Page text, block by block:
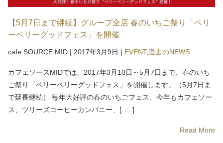
【5月7日まで継続】グループ全店 春のいちご祭り「ベリ
ーベリーグッドフェス」を開催
cafe SOURCE MID | 2017年3月9日 | EVENT,過去のNEWS
カフェソースMIDでは、2017年3月10日～5月7日まで、春のいち
ご祭り「ベリーベリーグッドフェス」を開催します。（5月7日ま
で延長継続） 毎年大好評の春のいちごフェス、今年もカフェソー
ス、ツリーズコーヒーカンパニー、[…..]
Read More